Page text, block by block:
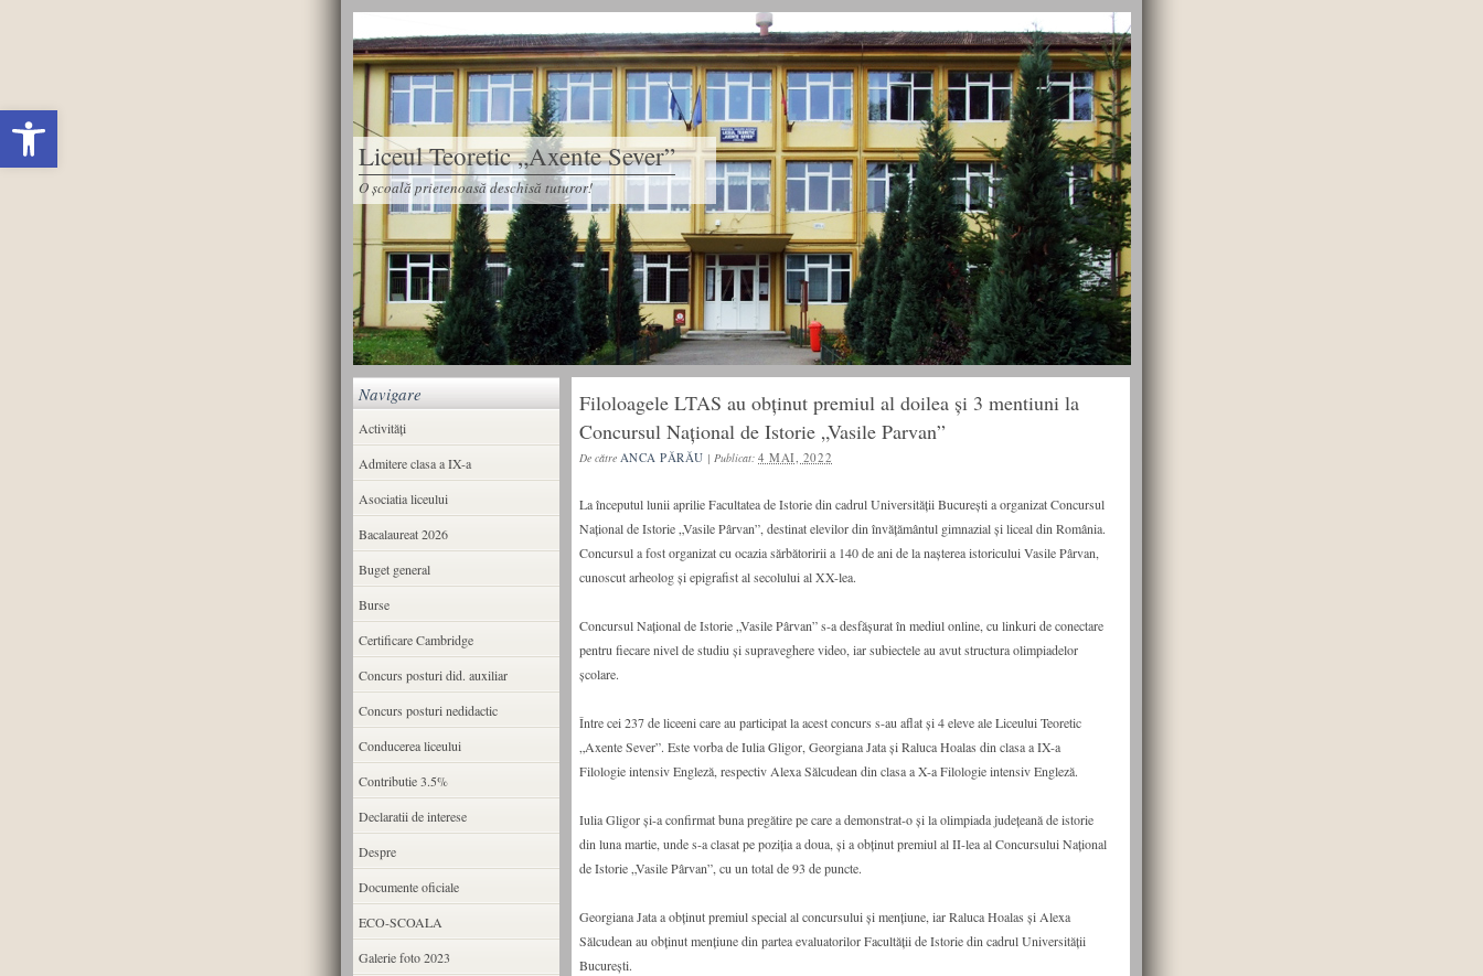
Deschide bara de unelte
Liceul Teoretic „Axente Sever”
O școală prietenoasă deschisă tuturor!
Filoloagele LTAS au obținut premiul al doilea și 3 mentiuni la
Concursul Național de Istorie „Vasile Parvan”
De către ANCA PĂRĂU | Publicat: 4 MAI, 2022
La începutul lunii aprilie Facultatea de Istorie din cadrul Universității București a organizat Concursul
Național de Istorie „Vasile Pârvan”, destinat elevilor din învățământul gimnazial și liceal din România.
Concursul a fost organizat cu ocazia sărbătoririi a 140 de ani de la nașterea istoricului Vasile Pârvan,
cunoscut arheolog și epigrafist al secolului al XX-lea.
Concursul Național de Istorie „Vasile Pârvan” s-a desfășurat în mediul online, cu linkuri de conectare
pentru fiecare nivel de studiu și supraveghere video, iar subiectele au avut structura olimpiadelor
școlare.
Între cei 237 de liceeni care au participat la acest concurs s-au aflat și 4 eleve ale Liceului Teoretic
„Axente Sever”. Este vorba de Iulia Gligor, Georgiana Jata și Raluca Hoalas din clasa a IX-a
Filologie intensiv Engleză, respectiv Alexa Sălcudean din clasa a X-a Filologie intensiv Engleză.
Iulia Gligor și-a confirmat buna pregătire pe care a demonstrat-o și la olimpiada județeană de istorie
din luna martie, unde s-a clasat pe poziția a doua, și a obținut premiul al II-lea al Concursului Național
de Istorie „Vasile Pârvan”, cu un total de 93 de puncte.
Georgiana Jata a obținut premiul special al concursului și mențiune, iar Raluca Hoalas și Alexa
Sălcudean au obținut mențiune din partea evaluatorilor Facultății de Istorie din cadrul Universității
București.
Navigare
Activități
Admitere clasa a IX-a
Asociatia liceului
Bacalaureat 2026
Buget general
Burse
Certificare Cambridge
Concurs posturi did. auxiliar
Concurs posturi nedidactic
Conducerea liceului
Contributie 3.5%
Declaratii de interese
Despre
Documente oficiale
ECO-SCOALA
Galerie foto 2023